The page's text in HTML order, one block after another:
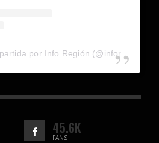
45.6K
FANS